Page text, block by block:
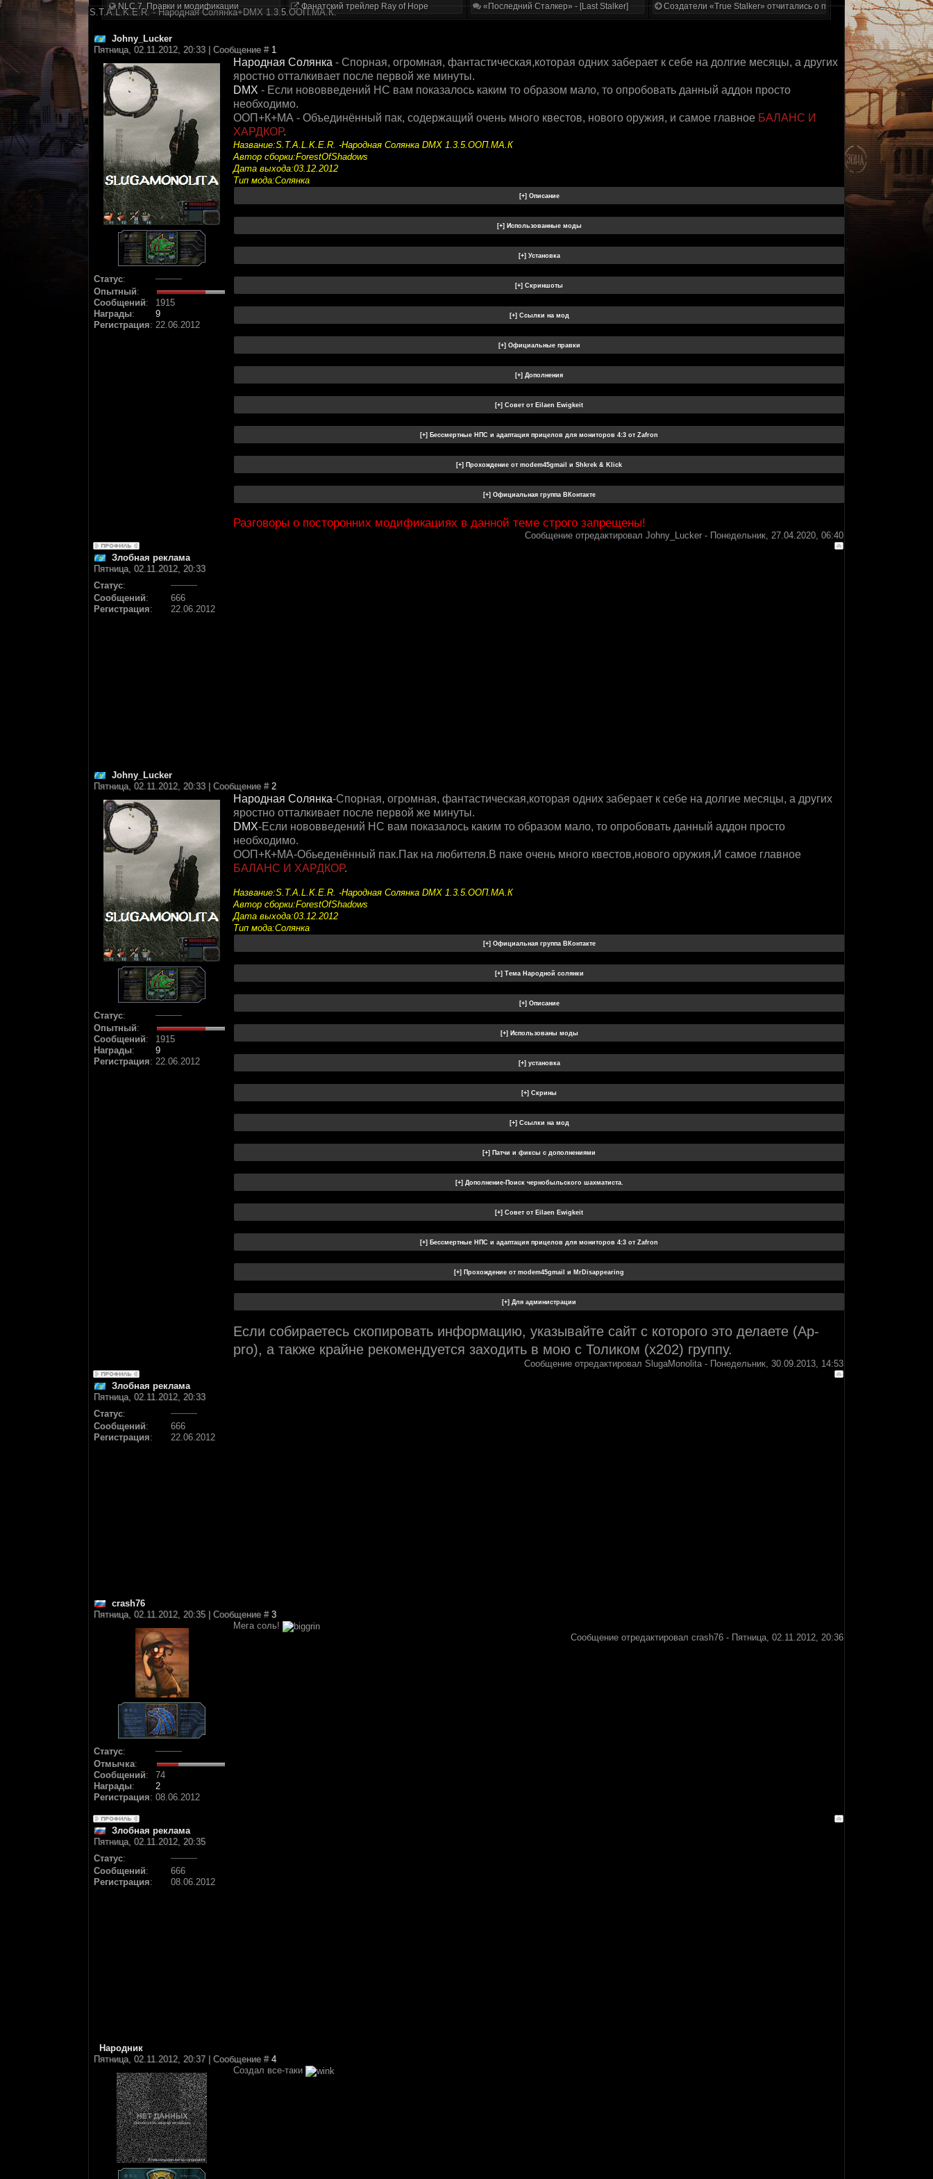
NLC 7. Правки и модификации
Фанатский трейлер Ray of Hope
«Последний Сталкер» - [Last Stalker]
Создатели «True Stalker» отчитались о проделанной работе
S.T.A.L.K.E.R. - Народная Солянка+DMX 1.3.5.ООП.МА.К.
Johny_Lucker
Пятница, 02.11.2012, 20:33 | Сообщение # 1
Статус:
Опытный:
Сообщений:
1915
Награды:
9
Регистрация: 22.06.2012
Народная Солянка - Спорная, огромная, фантастическая,которая одних заберает к себе на долгие месяцы, а других
яростно отталкивает после первой же минуты.
DMX - Если нововведений НС вам показалось каким то образом мало, то опробовать данный аддон просто
необходимо.
ООП+К+МА - Объединённый пак, содержащий очень много квестов, нового оружия, и самое главное БАЛАНС И
ХАРДКОР.
Название:S.T.A.L.K.E.R. -Народная Солянка DMX 1.3.5.ООП.МА.К
Автор сборки:ForestOfShadows
Дата выхода:03.12.2012
Тип мода:Солянка
Разговоры о посторонних модификациях в данной теме строго запрещены!
Сообщение отредактировал Johny_Lucker - Понедельник, 27.04.2020, 06:40
Злобная реклама
Пятница, 02.11.2012, 20:33
Статус:
Сообщений:
666
Регистрация: 22.06.2012
Johny_Lucker
Пятница, 02.11.2012, 20:33 | Сообщение # 2
Статус:
Опытный:
Сообщений:
1915
Награды:
9
Регистрация: 22.06.2012
Народная Солянка-Спорная, огромная, фантастическая,которая одних заберает к себе на долгие месяцы, а других
яростно отталкивает после первой же минуты.
DMX-Если нововведений НС вам показалось каким то образом мало, то опробовать данный аддон просто
необходимо.
ООП+К+МА-Обьеденённый пак.Пак на любителя.В паке очень много квестов,нового оружия,И самое главное
БАЛАНС И ХАРДКОР.
Название:S.T.A.L.K.E.R. -Народная Солянка DMX 1.3.5.ООП.МА.К
Автор сборки:ForestOfShadows
Дата выхода:03.12.2012
Тип мода:Солянка
Если собираетесь скопировать информацию, указывайте сайт с которого это делаете (Аp-
pro), а также крайне рекомендуется заходить в мою с Толиком (х202) группу.
Сообщение отредактировал SlugaMonolita- Понедельник, 30.09.2013, 14:53
Злобная реклама
Пятница, 02.11.2012, 20:33
Статус:
Сообщений:
666
Регистрация: 22.06.2012
crash76
Пятница, 02.11.2012, 20:35 | Сообщение # 3
Статус:
Отмычка:
Сообщений:
74
Награды:
2
Регистрация: 08.06.2012
Мега соль!
Сообщение отредактировал crash76 - Пятница, 02.11.2012, 20:36
Злобная реклама
Пятница, 02.11.2012, 20:35
Статус:
Сообщений:
666
Регистрация: 08.06.2012
Народник
Пятница, 02.11.2012, 20:37 | Сообщение # 4
Создал все-таки